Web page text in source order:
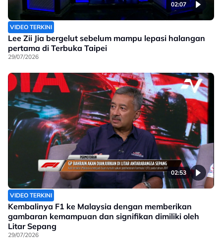
02:07
VIDEO TERKINI
Lee Zii Jia bergelut sebelum mampu lepasi halangan
pertama di Terbuka Taipei
29/07/2026
02:53
VIDEO TERKINI
Kembalinya F1 ke Malaysia dengan memberikan
gambaran kemampuan dan signifikan dimiliki oleh
Litar Sepang
29/07/2026